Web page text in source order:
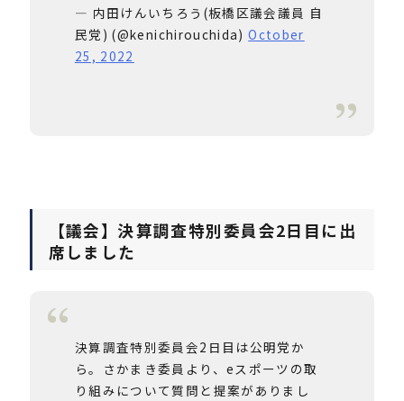
— 内田けんいちろう(板橋区議会議員 自
民党) (@kenichirouchida)October
25, 2022
【議会】決算調査特別委員会2日目に出
席しました
決算調査特別委員会2日目は公明党か
ら。さかまき委員より、eスポーツの取
り組みについて質問と提案がありまし